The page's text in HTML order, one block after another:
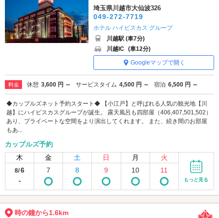
埼玉県川越市大仙波326
049-272-7719
ホテル ハイビスカス グループ
川越駅 (車7分)
川越IC (車12分)
Googleマップで開く
料金 休憩 3,600 円 ～ サービスタイム 4,500 円 ～ 宿泊 6,500 円 ～
◆カップルズネット予約スタート◆ 【小江戸】と呼ばれる人気の観光地【川
越】にハイビスカスグループが誕生。 露天風呂も四部屋（406,407,501,502）
あり、プライベートな空間をより演出してくれます。 また、続き間のお部屋
もあ...
カップルズ予約
木
金 土 日 月 火
8/6
-
7 8 9 10 11
もっと見る
時の鐘から1.6km